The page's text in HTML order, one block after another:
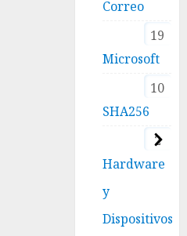
Correo
19
Microsoft
10
SHA256
2
Hardware
y
Dispositivos